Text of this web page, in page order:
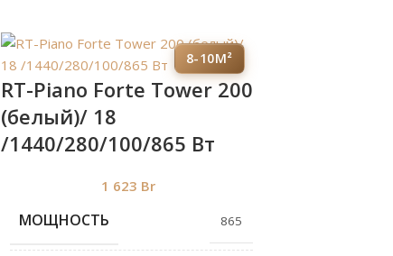
8-10М²
RT-Piano Forte Tower 200
(белый)/ 18
/1440/280/100/865 Вт
1 623 Br
МОЩНОСТЬ 865